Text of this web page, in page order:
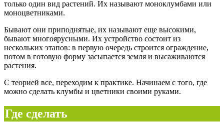
только один вид растений. Их называют моноклумбами или
моноцветниками.
Бывают они приподнятые, их называют еще высокими,
бывают многоярусными. Их устройство состоит из
нескольких этапов: в первую очередь строится ограждение,
потом в готовую форму засыпается земля и высаживаются
растения.
С теорией все, переходим к практике. Начинаем с того, где
можно сделать клумбы и цветники своими руками.
Где сделать